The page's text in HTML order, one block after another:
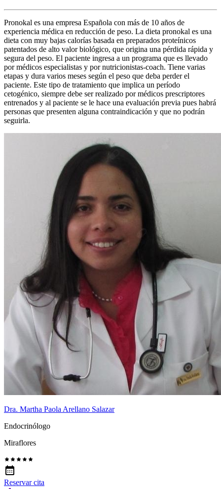
Pronokal es una empresa Española con más de 10 años de
experiencia médica en reducción de peso. La dieta pronokal es una
dieta con muy bajas calorías basada en preparados proteínicos
patentados de alto valor biológico, que origina una pérdida rápida y
segura del peso. El paciente ingresa a un programa que es llevado
por médicos especialistas y por nutricionistas-coach. Tiene varias
etapas y dura varios meses según el peso que deba perder el
paciente. Este tipo de tratamiento que implica un período
cetogénico, siempre debe ser realizado por médicos prescriptores
entrenados y al paciente se le hace una evaluación previa pues habrá
personas que presenten alguna contraindicación y que no podrán
seguirla.
Dra. Martha Paola Arellano Salazar
Endocrinólogo
Miraflores
Reservar cita